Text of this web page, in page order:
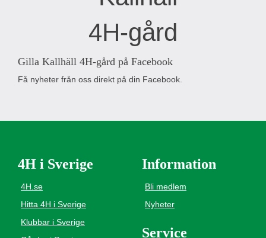
Gilla Kallhäll 4H-gård på Facebook
Få nyheter från oss direkt på din Facebook.
4H i Sverige
4H.se
Hitta 4H i Sverige
Klubbar i Sverige
Information
Bli medlem
Nyheter
Service